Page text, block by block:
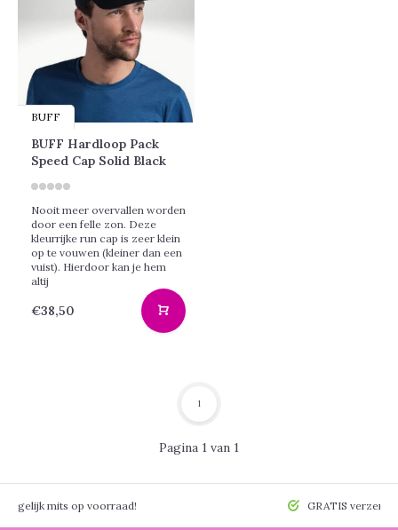
BUFF
BUFF Hardloop Pack
Speed Cap Solid Black
Nooit meer overvallen worden
door een felle zon. Deze
kleurrijke run cap is zeer klein
op te vouwen (kleiner dan een
vuist). Hierdoor kan je hem
altij
€38,50
Pagina 1 van 1
1
mits op voorraad! GRATIS